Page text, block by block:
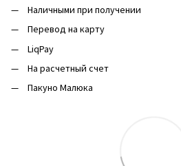
Наличными при получении
Перевод на карту
LiqPay
На расчетный счет
Пакуно Малюка